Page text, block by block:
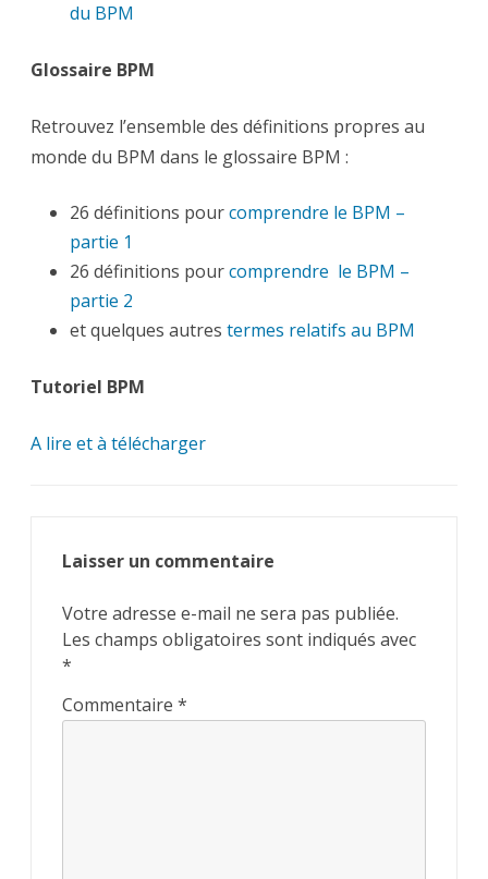
du BPM
Glossaire BPM
Retrouvez l’ensemble des définitions propres au
monde du BPM dans le glossaire BPM :
26 définitions pourcomprendre le BPM –
partie 1
26 définitions pourcomprendre le BPM –
partie 2
et quelques autres termes relatifs au BPM
Tutoriel BPM
A lire et à télécharger
Laisser un commentaire
Votre adresse e-mail ne sera pas publiée.
Les champs obligatoires sont indiqués avec
*
Commentaire *